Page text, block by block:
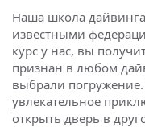
Наша школа
известными
курс у нас, вы
признан в любом
выбрали погружение.
увлекательное
открыть дверь в